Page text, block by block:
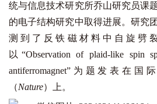
统与信息技术研究所乔山研究员课
的电子结构研究中取得进展。研究
测到了反铁磁材料中自旋劈
以“Observation of plaid-like spin
antiferromagnet”为题发表在国
（Nature）上。